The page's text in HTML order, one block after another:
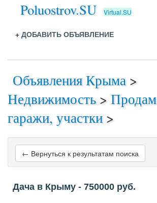
Poluostrov.SU Virtual.SU
+ ДОБАВИТЬ ОБЪЯВЛЕНИЕ
Объявления Крыма >
Недвижимость> Продам
гаражи, участки >
← Вернуться к результатам поиска
Дача в Крыму - 750000 руб.